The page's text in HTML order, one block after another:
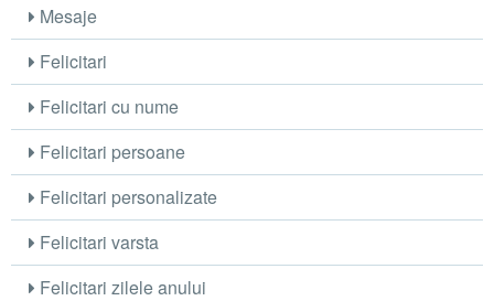
Mesaje
Felicitari
Felicitari cu nume
Felicitari persoane
Felicitari personalizate
Felicitari varsta
Felicitari zilele anului